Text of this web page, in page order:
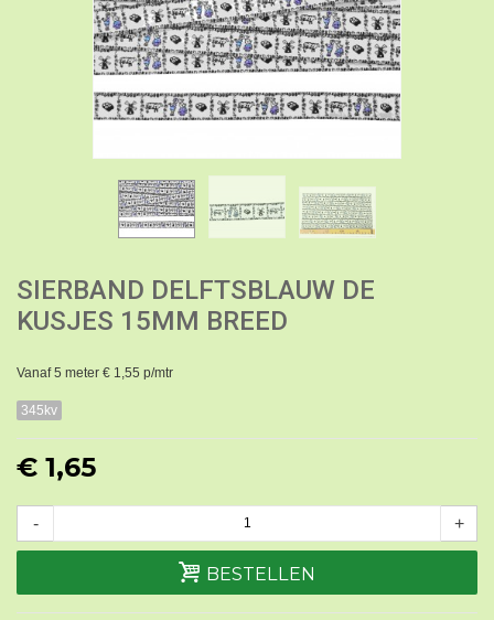
SIERBAND DELFTSBLAUW DE
KUSJES 15MM BREED
Vanaf 5 meter € 1,55 p/mtr
345kv
€ 1,65
- +
BESTELLEN